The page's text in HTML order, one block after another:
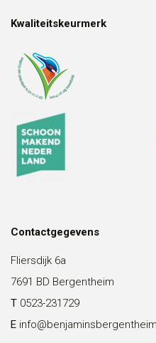
Kwaliteitskeurmerk
Contactgegevens
Fliersdijk 6a
7691 BD Bergentheim
T 0523-231729
E